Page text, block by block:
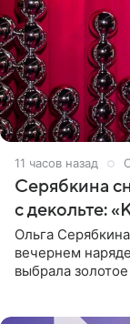
11 часов назад
Серябкина
с декольте:
Ольга
вечернем
выбрала